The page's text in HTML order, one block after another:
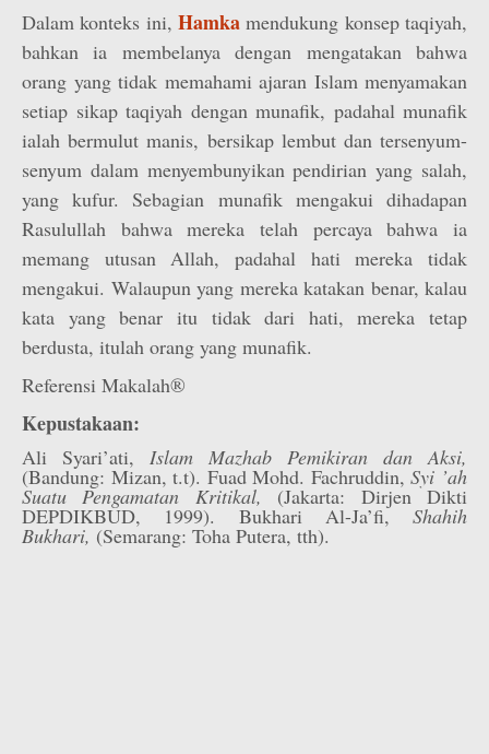
Dalam konteks ini, Hamka mendukung konsep taqiyah,
bahkan ia membelanya dengan mengatakan bahwa
orang yang tidak memahami ajaran Islam menyamakan
setiap sikap taqiyah dengan munafik, padahal munafik
ialah bermulut manis, bersikap lembut dan tersenyum-
senyum dalam menyembunyikan pendirian yang salah,
yang kufur. Sebagian munafik mengakui dihadapan
Rasulullah bahwa mereka telah percaya bahwa ia
memang utusan Allah, padahal hati mereka tidak
mengakui. Walaupun yang mereka katakan benar, kalau
kata yang benar itu tidak dari hati, mereka tetap
berdusta, itulah orang yang munafik.
Referensi Makalah®
Kepustakaan:
Ali Syari’ati, Islam Mazhab Pemikiran dan Aksi,
(Bandung: Mizan, t.t). Fuad Mohd. Fachruddin,Syi ’ah
Suatu Pengamatan Kritikal, (Jakarta: Dirjen Dikti
DEPDIKBUD, 1999). Bukhari Al-Ja’fi, Shahih
Bukhari, (Semarang: Toha Putera, tth).